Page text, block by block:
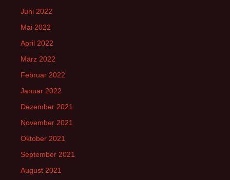
Juni 2022
Mai 2022
April 2022
März 2022
Februar 2022
Januar 2022
Dezember 2021
November 2021
Oktober 2021
September 2021
August 2021